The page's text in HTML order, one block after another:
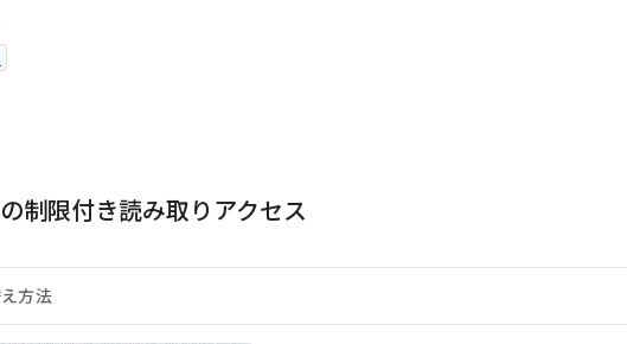
制限付き読み取りアクセス
方法